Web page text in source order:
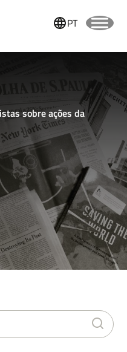
PT
sobre ações da